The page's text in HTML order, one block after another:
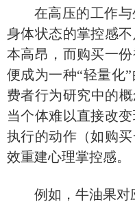
在高压的工作
身体状态的掌控感
本高昂，而购买一
便成为一种“轻量化
费者行为研究中的
当个体难以直接改
执行的动作（如购
效重建心理掌控感。
例如，牛油果对